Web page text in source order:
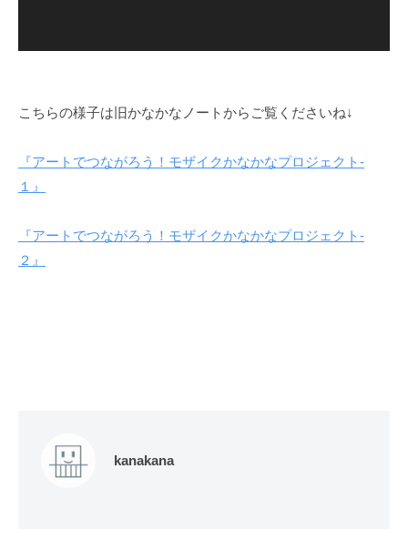
こちらの様子は旧かなかなノートからご覧くださいね↓
『アートでつながろう！モザイクかなかなプロジェクト-
１』
『アートでつながろう！モザイクかなかなプロジェクト-
２』
kanakana